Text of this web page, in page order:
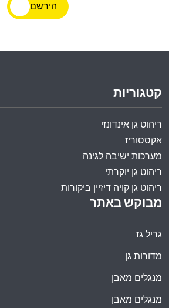
הירשם
מבוקש באתר
גריל גז
מדורות גן
מנגלים מאבן
מנגלים מאבן
קטגוריות
ריהוט גן אינדונזי
אקססוריז
מערכות ישיבה לגינה
ריהוט גן יוקרתי
ריהוט גן קויה דיזיין ביקורות